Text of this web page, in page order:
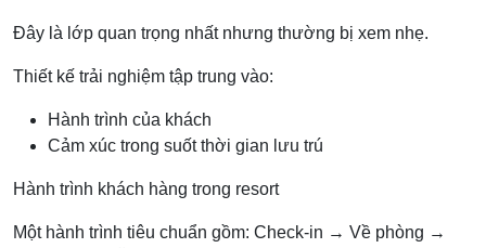
Đây là lớp quan trọng nhất nhưng thường bị xem nhẹ.
Thiết kế trải nghiệm tập trung vào:
Hành trình của khách
Cảm xúc trong suốt thời gian lưu trú
Hành trình khách hàng trong resort
Một hành trình tiêu chuẩn gồm: Check-in → Về phòng →